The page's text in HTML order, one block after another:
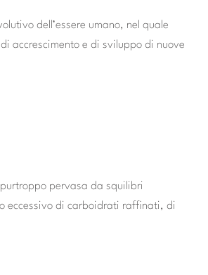
dell’essere umano, nel quale
accrescimento e di sviluppo di nuove
pervasa da squilibri
eccessivo di carboidrati raffinati, di